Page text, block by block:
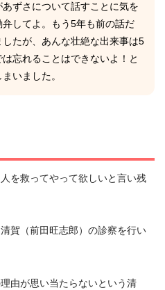
ずさについて話すことに気を
してよ。もう5年も前の話だ
したが、あんな壮絶な出来事は5
忘れることはできないよ！と
いました。
を救ってやって欲しいと言い残
賀（前田旺志郎）の診察を行い
由が思い当たらないという清